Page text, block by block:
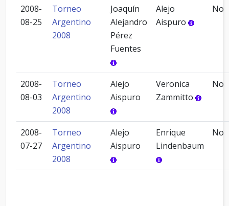
2008-
08-25
Torneo
Argentino
2008
Joaquín
Alejandro
Pérez
Fuentes
Alejo
Aispuro
No
2008-
08-03
Torneo
Argentino
2008
Alejo
Aispuro
Veronica
Zammitto
No
2008-
07-27
Torneo
Argentino
2008
Alejo
Aispuro
Enrique
Lindenbaum
No